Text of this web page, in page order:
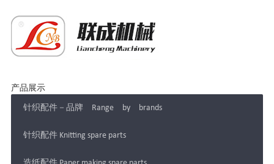
产品展示
针织配件－品牌 Range by brands
针织配件 Knitting spare parts